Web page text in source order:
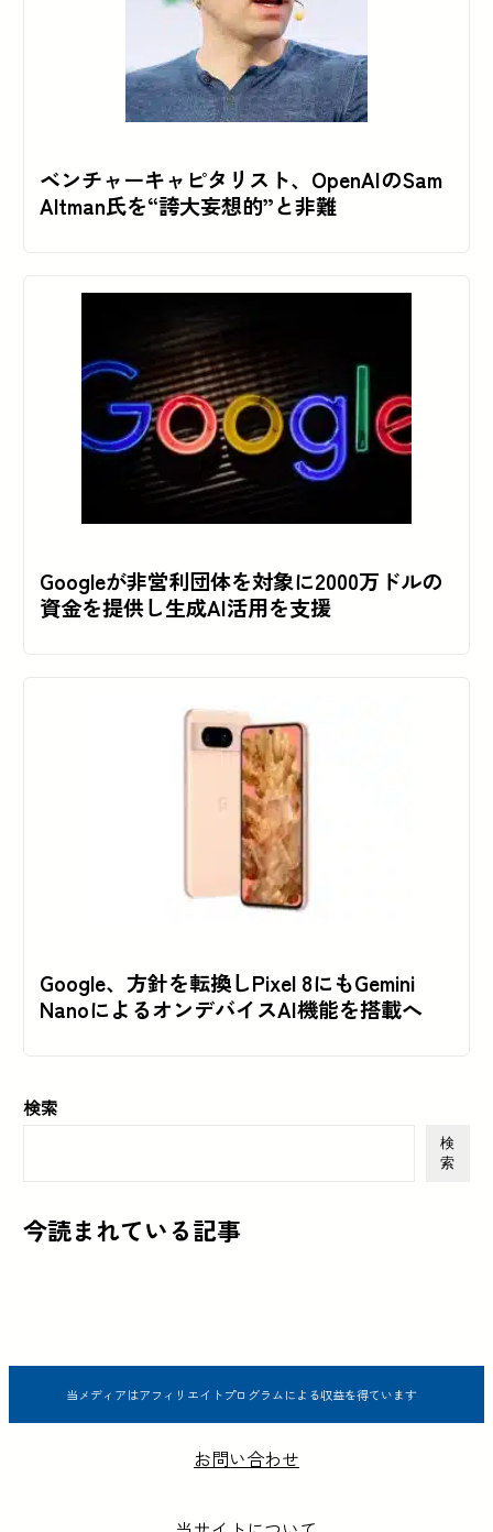
ベンチャーキャピタリスト、OpenAIのSam
Altman氏を“誇大妄想的”と非難
Googleが非営利団体を対象に2000万ドルの
資金を提供し生成AI活用を支援
Google、方針を転換しPixel 8にもGemini
NanoによるオンデバイスAI機能を搭載へ
検索
検
索
今読まれている記事
当メディアはアフィリエイトプログラムによる収益を得ています
お問い合わせ